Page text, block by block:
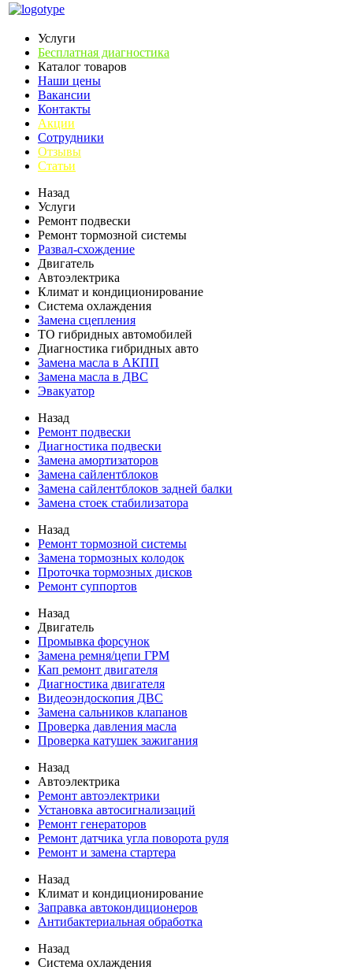
Услуги
Бесплатная диагностика
Каталог товаров
Наши цены
Вакансии
Контакты
Акции
Сотрудники
Отзывы
Статьи
Назад
Услуги
Ремонт подвески
Ремонт тормозной системы
Развал-схождение
Двигатель
Автоэлектрика
Климат и кондиционирование
Система охлаждения
Замена сцепления
ТО гибридных автомобилей
Диагностика гибридных авто
Замена масла в АКПП
Замена масла в ДВС
Эвакуатор
Назад
Ремонт подвески
Диагностика подвески
Замена амортизаторов
Замена сайлентблоков
Замена сайлентблоков задней балки
Замена стоек стабилизатора
Назад
Ремонт тормозной системы
Замена тормозных колодок
Проточка тормозных дисков
Ремонт суппортов
Назад
Двигатель
Промывка форсунок
Замена ремня/цепи ГРМ
Кап ремонт двигателя
Диагностика двигателя
Видеоэндоскопия ДВС
Замена сальников клапанов
Проверка давления масла
Проверка катушек зажигания
Назад
Автоэлектрика
Ремонт автоэлектрики
Установка автосигнализаций
Ремонт генераторов
Ремонт датчика угла поворота руля
Ремонт и замена стартера
Назад
Климат и кондиционирование
Заправка автокондиционеров
Антибактериальная обработка
Назад
Система охлаждения